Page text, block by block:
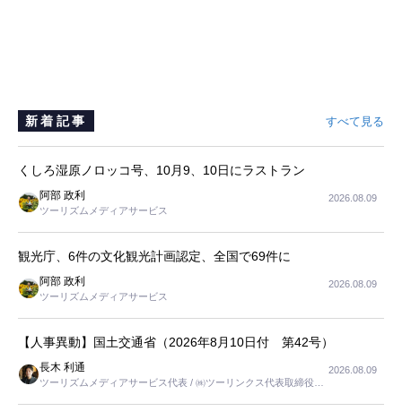
新着記事 すべて見る
くしろ湿原ノロッコ号、10月9、10日にラストラン
阿部 政利
ツーリズムメディアサービス
2026.08.09
観光庁、6件の文化観光計画認定、全国で69件に
阿部 政利
ツーリズムメディアサービス
2026.08.09
【人事異動】国土交通省（2026年8月10日付 第42号）
長木 利通
ツーリズムメディアサービス代表 / ㈱ツーリンクス代表取締役社
2026.08.09